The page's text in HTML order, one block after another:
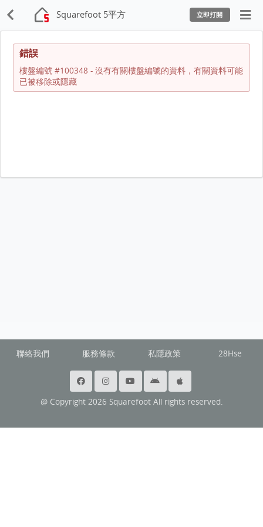
Squarefoot 5平方 立即打開
錯誤
樓盤編號 #100348 - 沒有有關樓盤編號的資料，有關資料可能
已被移除或隱藏
聯絡我們 服務條款 私隱政策 28Hse
@ Copyright 2026 Squarefoot All rights reserved.